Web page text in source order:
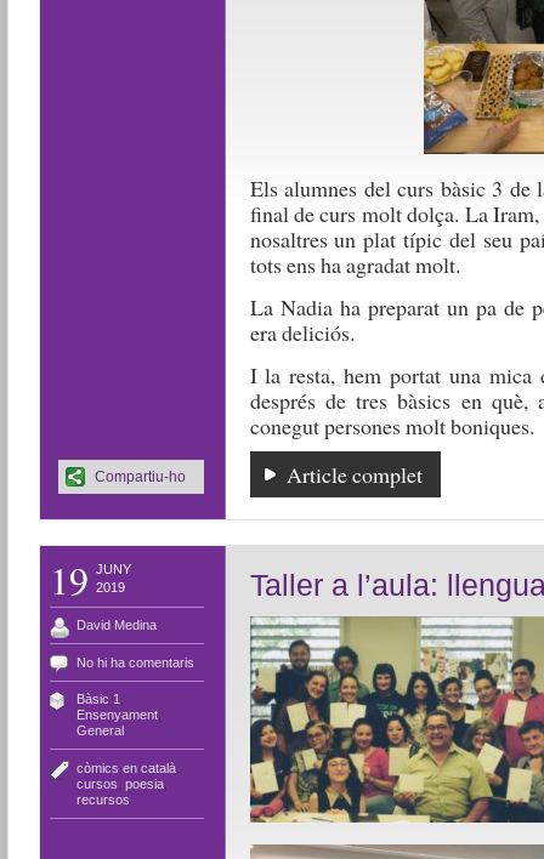
Els alumnes del curs bàsic 3 de
final de curs molt dolça. La
nosaltres un plat típic del seu
tots ens ha agradat molt.
La Nadia ha preparat un pa de
era deliciós.
I la resta, hem portat una mica
després de tres bàsics en què,
conegut persones molt boniques.
Article complet
Compartiu-ho
19 JUNY
2019
David Medina
No hi ha comentaris
Bàsic 1
Ensenyament,
General
còmics en català,
cursos poesia,
recursos
Taller a l’aula: